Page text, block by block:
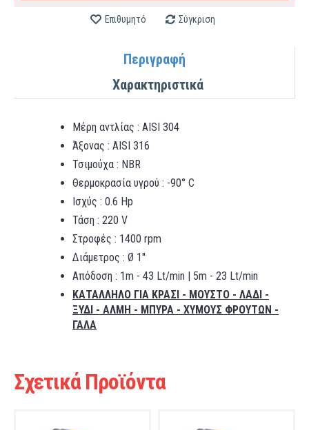
Επιθυμητό Σύγκριση
Περιγραφή
Χαρακτηριστικά
Μέρη αντλίας : AISI 304
Άξονας : AISI 316
Τσιμούχα : NBR
Θερμοκρασία υγρού : -90° C
Ισχύς : 0.6 Hp
Τάση : 220 V
Στροφές : 1400 rpm
Διάμετρος : Ø 1''
Απόδοση : 1m - 43 Lt/min | 5m - 23 Lt/min
ΚΑΤΑΛΛΗΛΟ ΓΙΑ ΚΡΑΣΙ - ΜΟΥΣΤΟ - ΛΑΔΙ -
ΞΥΔΙ - ΑΛΜΗ - ΜΠΥΡΑ - ΧΥΜΟΥΣ ΦΡΟΥΤΩΝ -
ΓΑΛΑ
Σχετικά Προϊόντα